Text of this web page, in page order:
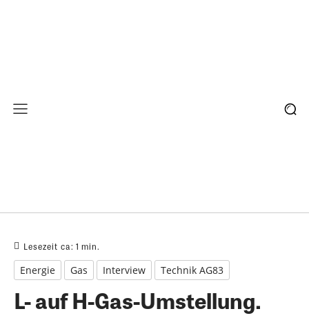
Lesezeit ca: 1 min.
Energie Gas Interview Technik AG83
L- auf H-Gas-Umstellung.